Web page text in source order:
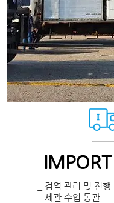
_ 검역 관리 및 진행
_ 세관 수입 통관